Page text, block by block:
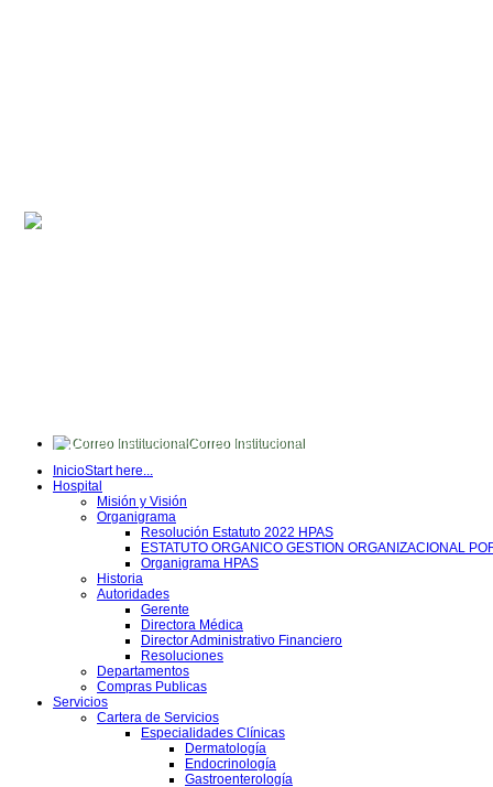
Correo Institucional
Intranet
Quipux
InicioStart here...
Hospital
Misión y Visión
Organigrama
Resolución Estatuto 2022 HPAS
ESTATUTO ORGANICO GESTION ORGANIZACIONAL
Organigrama HPAS
Historia
Autoridades
Gerente
Directora Médica
Director Administrativo Financiero
Resoluciones
Departamentos
Compras Publicas
Servicios
Cartera de Servicios
Especialidades Clínicas
Dermatología
Endocrinología
Gastroenterología